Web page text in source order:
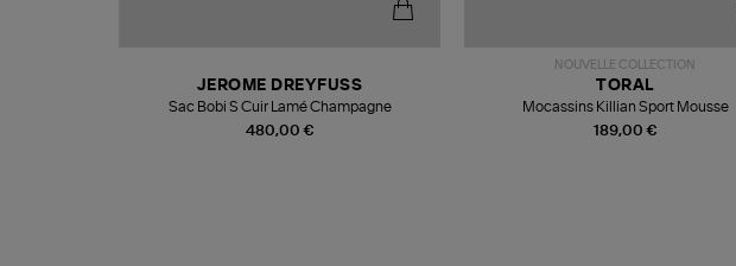
480,00 €
JEROME DREYFUSS
Sac Bobi S Cuir Lamé Champagne
NOUVELLE COLLECTION
189,00 €
TORAL
Mocassins Killian Sport Mousse